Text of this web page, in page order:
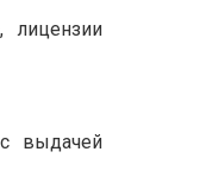
лицензии
выдачей